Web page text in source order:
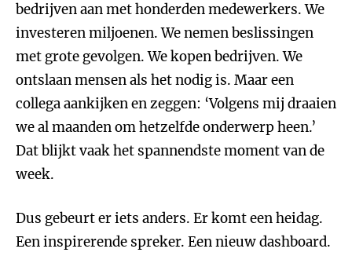
bedrijven aan met honderden medewerkers. We
investeren miljoenen. We nemen beslissingen
met grote gevolgen. We kopen bedrijven. We
ontslaan mensen als het nodig is. Maar een
collega aankijken en zeggen: ‘Volgens mij draaien
we al maanden om hetzelfde onderwerp heen.’
Dat blijkt vaak het spannendste moment van de
week.
Dus gebeurt er iets anders. Er komt een heidag.
Een inspirerende spreker. Een nieuw dashboard.